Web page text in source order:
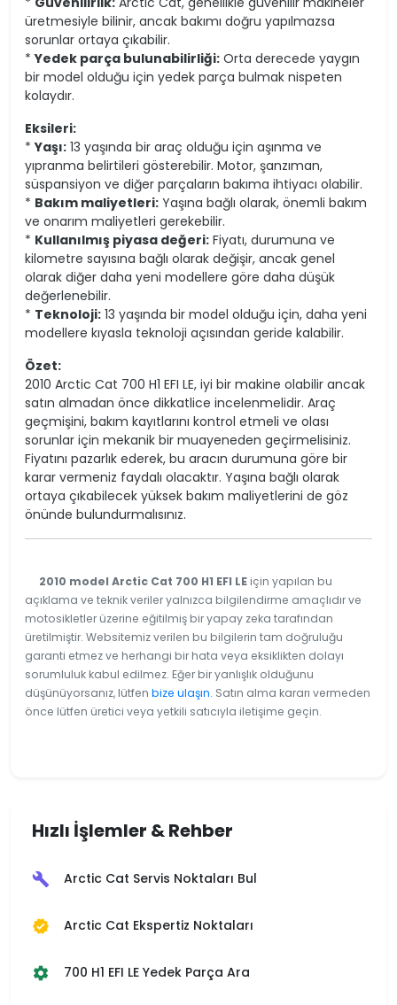
üretmesiyle bilinir, ancak bakımı doğru yapılmazsa
sorunlar ortaya çıkabilir.
*Yedek parça bulunabilirliği: Orta derecede yaygın
bir model olduğu için yedek parça bulmak nispeten
kolaydır.
Eksileri:
*Yaşı: 13 yaşında bir araç olduğu için aşınma ve
yıpranma belirtileri gösterebilir. Motor, şanzıman,
süspansiyon ve diğer parçaların bakıma ihtiyacı olabilir.
* Bakım maliyetleri: Yaşına bağlı olarak, önemli bakım
ve onarım maliyetleri gerekebilir.
* Kullanılmış piyasa değeri: Fiyatı, durumuna ve
kilometre sayısına bağlı olarak değişir, ancak genel
olarak diğer daha yeni modellere göre daha düşük
değerlenebilir.
* Teknoloji: 13 yaşında bir model olduğu için, daha yeni
modellere kıyasla teknoloji açısından geride kalabilir.
Özet:
2010 Arctic Cat 700 H1 EFI LE, iyi bir makine olabilir ancak
satın almadan önce dikkatlice incelenmelidir. Araç
geçmişini, bakım kayıtlarını kontrol etmeli ve olası
sorunlar için mekanik bir muayeneden geçirmelisiniz.
Fiyatını pazarlık ederek, bu aracın durumuna göre bir
karar vermeniz faydalı olacaktır. Yaşına bağlı olarak
ortaya çıkabilecek yüksek bakım maliyetlerini de göz
önünde bulundurmalısınız.
2010 model Arctic Cat 700 H1 EFI LE için yapılan bu
açıklama ve teknik veriler yalnızca bilgilendirme amaçlıdır ve
motosikletler üzerine eğitilmiş bir yapay zeka tarafından
üretilmiştir. Websitemiz verilen bu bilgilerin tam doğruluğu
garanti etmez ve herhangi bir hata veya eksiklikten dolayı
sorumluluk kabul edilmez. Eğer bir yanlışlık olduğunu
düşünüyorsanız, lütfen bize ulaşın. Satın alma kararı vermeden
önce lütfen üretici veya yetkili satıcıyla iletişime geçin.
Hızlı İşlemler & Rehber
build Arctic Cat Servis Noktaları Bul
verified Arctic Cat Ekspertiz Noktaları
settings 700 H1 EFI LE Yedek Parça Ara